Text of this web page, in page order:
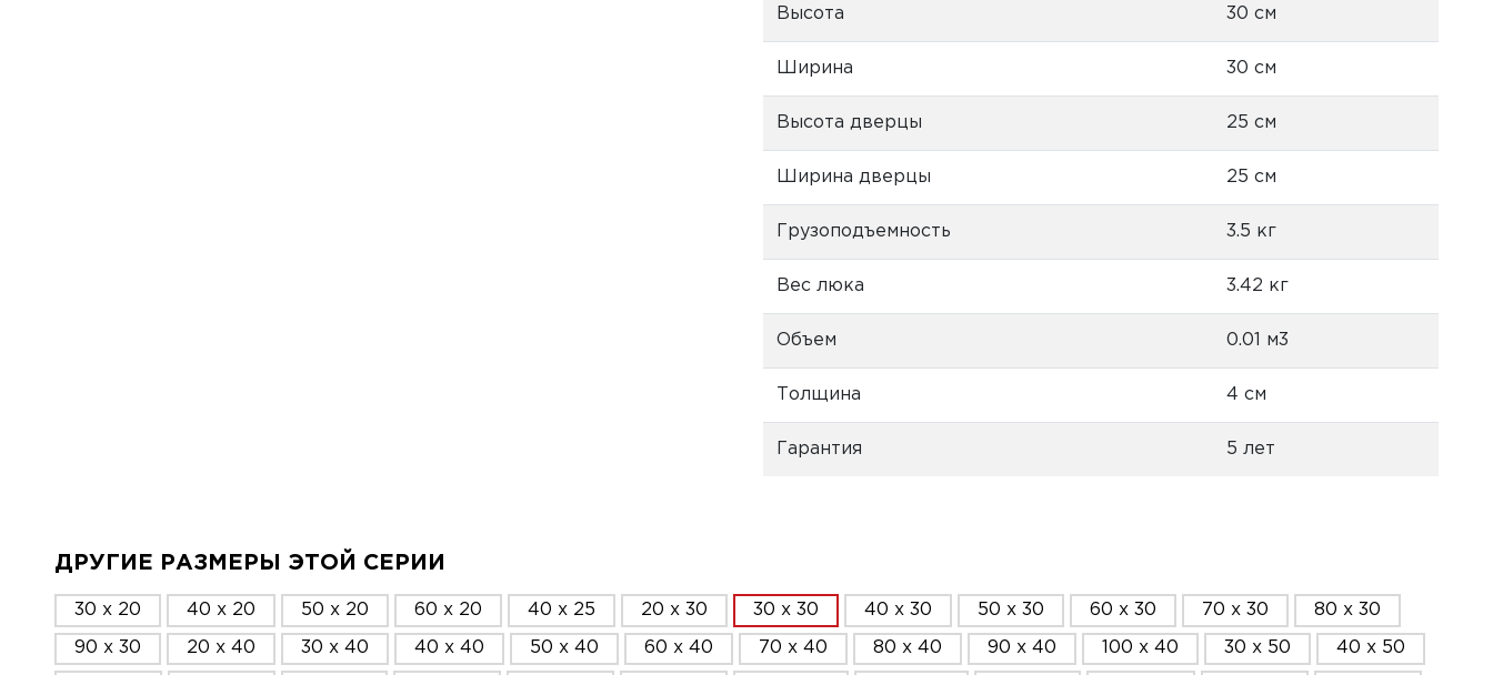
Высота 30 см
Ширина 30 см
Высота дверцы 25 см
Ширина дверцы 25 см
Грузоподъемность 3.5 кг
Вес люка 3.42 кг
Объем 0.01 м3
Толщина 4 см
Гарантия 5 лет
ДРУГИЕ РАЗМЕРЫ ЭТОЙ СЕРИИ
30 x 20 40 x 20 50 x 20 60 x 20 40 x 25 20 x 30 30 x 30 40 x 30 50 x 30 60 x 30 70 x 30 80 x 30
90 x 30 20 x 40 30 x 40 40 x 40 50 x 40 60 x 40 70 x 40 80 x 40 90 x 40 100 x 40 30 x 50 40 x 50